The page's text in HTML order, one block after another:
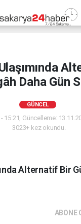
Daha Gün
GÜNCEL
15:21, Güncelleme:
3023+ kez okundu.
Alternatif Bir
ABONE